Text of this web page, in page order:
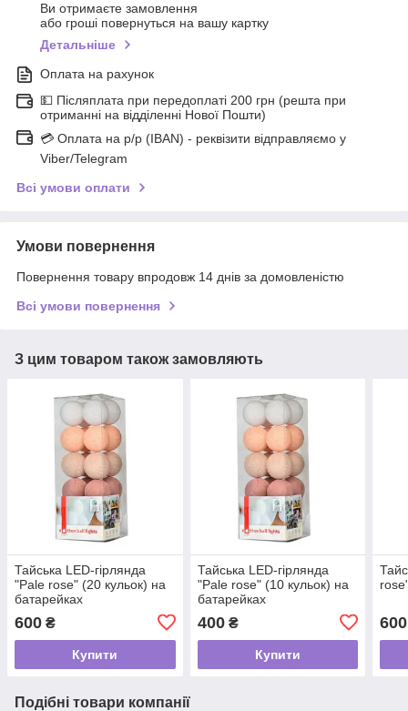
Ви отримаєте замовлення
або гроші повернуться на вашу картку
Детальніше
Оплата на рахунок
💵 Післяплата при передоплаті 200 грн (решта при
отриманні на відділенні Нової Пошти)
💳 Оплата на р/р (IBAN) - реквізити відправляємо у
Viber/Telegram
Всі умови оплати
Умови повернення
Повернення товару впродовж 14 днів за домовленістю
Всі умови повернення
З цим товаром також замовляють
Тайська LED-гірлянда
"Pale rose" (20 кульок) на
батарейках
600 ₴
Купити
Тайська LED-гірлянда
"Pale rose" (10 кульок) на
батарейках
400₴
Купити
600
Подібні товари компанії